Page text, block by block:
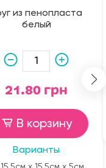
из пенопласта
белый
21.80 грн
В корзину
Варианты